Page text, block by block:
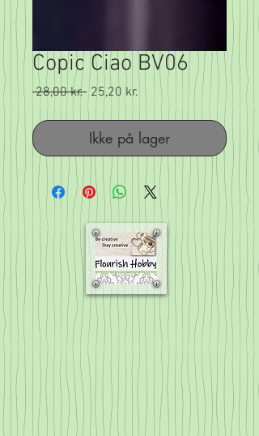
Copic Ciao BV06
28,00 kr. Regulær
pris
25,20 kr. Salgspris
Ikke på lager